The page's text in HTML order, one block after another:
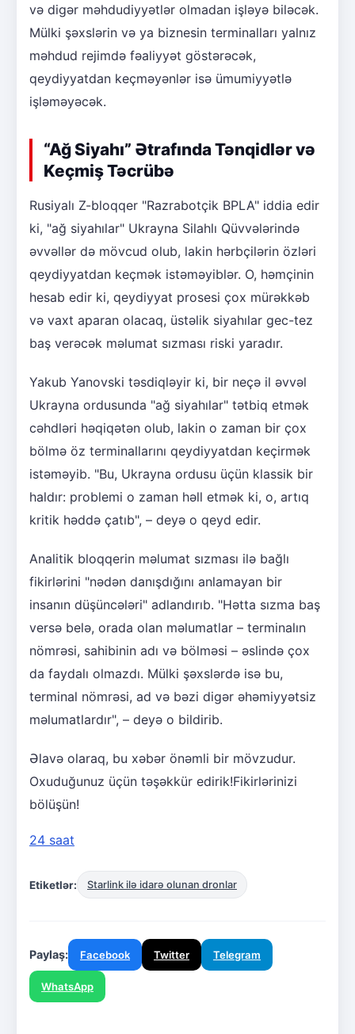
və digər məhdudiyyətlər olmadan işləyə biləcək.
Mülki şəxslərin və ya biznesin terminalları yalnız
məhdud rejimdə fəaliyyət göstərəcək,
qeydiyyatdan keçməyənlər isə ümumiyyətlə
işləməyəcək.
“Ağ Siyahı” Ətrafında Tənqidlər və
Keçmiş Təcrübə
Rusiyalı Z-bloqqer "Razrabotçik BPLA" iddia edir
ki, "ağ siyahılar" Ukrayna Silahlı Qüvvələrində
əvvəllər də mövcud olub, lakin hərbçilərin özləri
qeydiyyatdan keçmək istəməyiblər. O, həmçinin
hesab edir ki, qeydiyyat prosesi çox mürəkkəb
və vaxt aparan olacaq, üstəlik siyahılar gec-tez
baş verəcək məlumat sızması riski yaradır.
Yakub Yanovski təsdiqləyir ki, bir neçə il əvvəl
Ukrayna ordusunda "ağ siyahılar" tətbiq etmək
cəhdləri həqiqətən olub, lakin o zaman bir çox
bölmə öz terminallarını qeydiyyatdan keçirmək
istəməyib. "Bu, Ukrayna ordusu üçün klassik bir
haldır: problemi o zaman həll etmək ki, o, artıq
kritik həddə çatıb", – deyə o qeyd edir.
Analitik bloqqerin məlumat sızması ilə bağlı
fikirlərini "nədən danışdığını anlamayan bir
insanın düşüncələri" adlandırıb. "Hətta sızma baş
versə belə, orada olan məlumatlar – terminalın
nömrəsi, sahibinin adı və bölməsi – əslində çox
da faydalı olmazdı. Mülki şəxslərdə isə bu,
terminal nömrəsi, ad və bəzi digər əhəmiyyətsiz
məlumatlardır", – deyə o bildirib.
Əlavə olaraq, bu xəbər önəmli bir mövzudur.
Oxuduğunuz üçün təşəkkür edirik!Fikirlərinizi
bölüşün!
24 saat
Etiketlər: Starlink ilə idarə olunan dronlar
Paylaş: Facebook Twitter Telegram
WhatsApp